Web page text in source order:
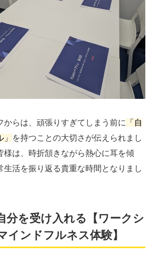
からは、頑張りすぎてしまう前に 「自
を持つことの大切さが伝えられまし
様は、時折頷きながら熱心に耳を傾
生活を振り返る貴重な時間となりまし
分を受け入れる【ワークシ
インドフルネス体験】